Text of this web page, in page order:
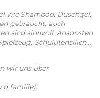
wie Shampoo, Duschgel,
gebraucht, auch
sind sinnvoll. Ansonsten
Schulutensilien…
wir uns über
o familie):